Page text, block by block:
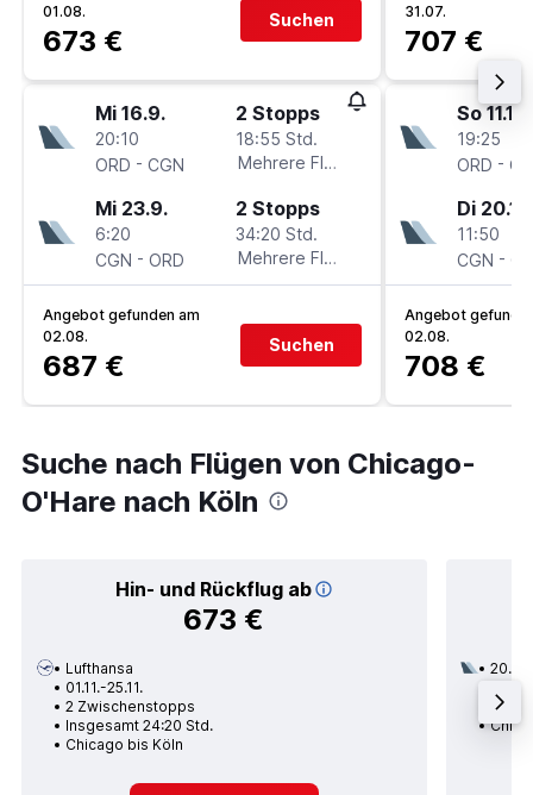
01.08.
673 €
Suchen
Mi 16.9.
20:10
ORD - CGN
2 Stopps
18:55 Std.
Mehrere Fluglinien
Mi 23.9.
6:20
CGN - ORD
2 Stopps
34:20 Std.
Mehrere Fluglinien
Angebot gefunden am
02.08.
687 €
Suchen
31.07.
707 €
So 11.10.
19:25
ORD -
Di
11:50
CGN -
Angebot
02.08.
708 €
Suche nach Flügen von Chicago-
O'Hare nach Köln
Hin- und Rückflug ab
673 €
Lufthansa
01.11.-25.11.
2 Zwischenstopps
Insgesamt 24:20 Std.
Chicago bis Köln
20.10.